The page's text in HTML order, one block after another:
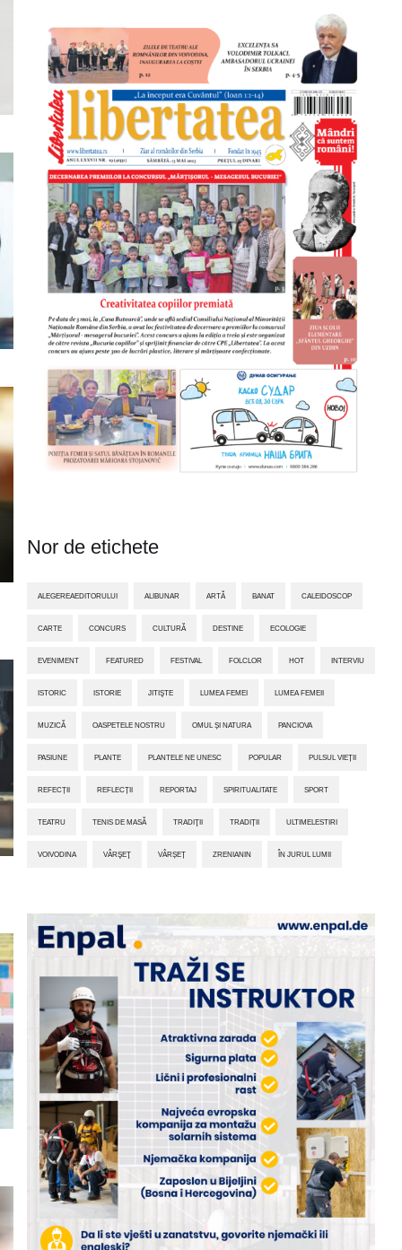
Nor de etichete
ALEGEREAEDITORULUI ALIBUNAR ARTĂ BANAT CALEIDOSCOP
CARTE CONCURS CULTURĂ DESTINE ECOLOGIE
EVENIMENT FEATURED FESTIVAL FOLCLOR HOT INTERVIU
ISTORIC ISTORIE JITIŞTE LUMEA FEMEI LUMEA FEMEII
MUZICĂ OASPETELE NOSTRU OMUL ȘI NATURA PANCIOVA
PASIUNE PLANTE PLANTELE NE UNESC POPULAR PULSUL VIEȚII
REFECȚII REFLECȚII REPORTAJ SPIRITUALITATE SPORT
TEATRU TENIS DE MASĂ TRADIŢII TRADIȚII ULTIMELESTIRI
VOIVODINA VÂRŞEŢ VÂRȘEȚ ZRENIANIN ÎN JURUL LUMII